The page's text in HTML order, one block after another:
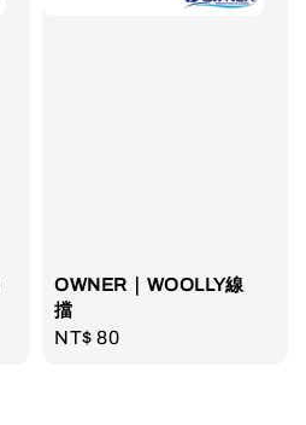
OWNER｜WOOLLY線
擋
Regular
NT$ 80